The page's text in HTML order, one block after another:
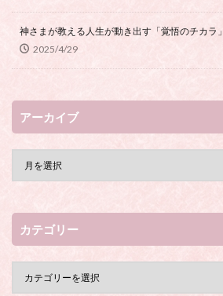
神さまが教える人生が動き出す「覚悟のチカラ」
2025/4/29
アーカイブ
カテゴリー